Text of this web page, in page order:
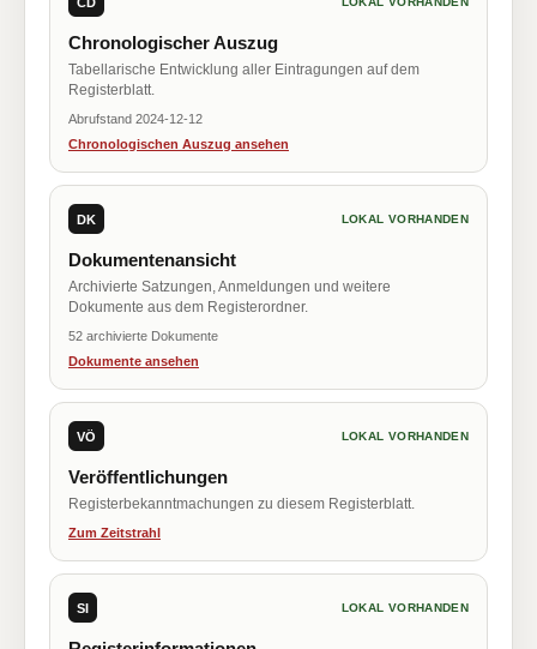
Chronologischer Auszug
Tabellarische Entwicklung aller Eintragungen auf dem
Registerblatt.
Abrufstand 2024-12-12
Chronologischen Auszug ansehen
DK LOKAL VORHANDEN
Dokumentenansicht
Archivierte Satzungen, Anmeldungen und weitere
Dokumente aus dem Registerordner.
52 archivierte Dokumente
Dokumente ansehen
VÖ LOKAL VORHANDEN
Veröffentlichungen
Registerbekanntmachungen zu diesem Registerblatt.
Zum Zeitstrahl
SI LOKAL VORHANDEN